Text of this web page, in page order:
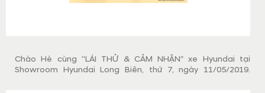
Chào Hè cùng ''LÁI THỬ & CẢM NHẬN" xe Hyundai tại
Showroom Hyundai Long Biên, thứ 7, ngày 11/05/2019.